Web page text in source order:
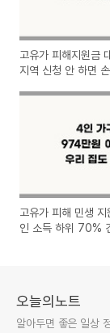
고유가 피해지원금
지역 신청 안 하면
고유가 피해 민생
인 소득 하위 70%
오늘의노트
알아두면 좋은 일상